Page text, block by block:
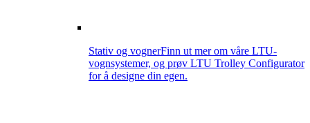
Stativ og vognerFinn ut mer om våre LTU-
vognsystemer, og prøv LTU Trolley Configurator
for å designe din egen.